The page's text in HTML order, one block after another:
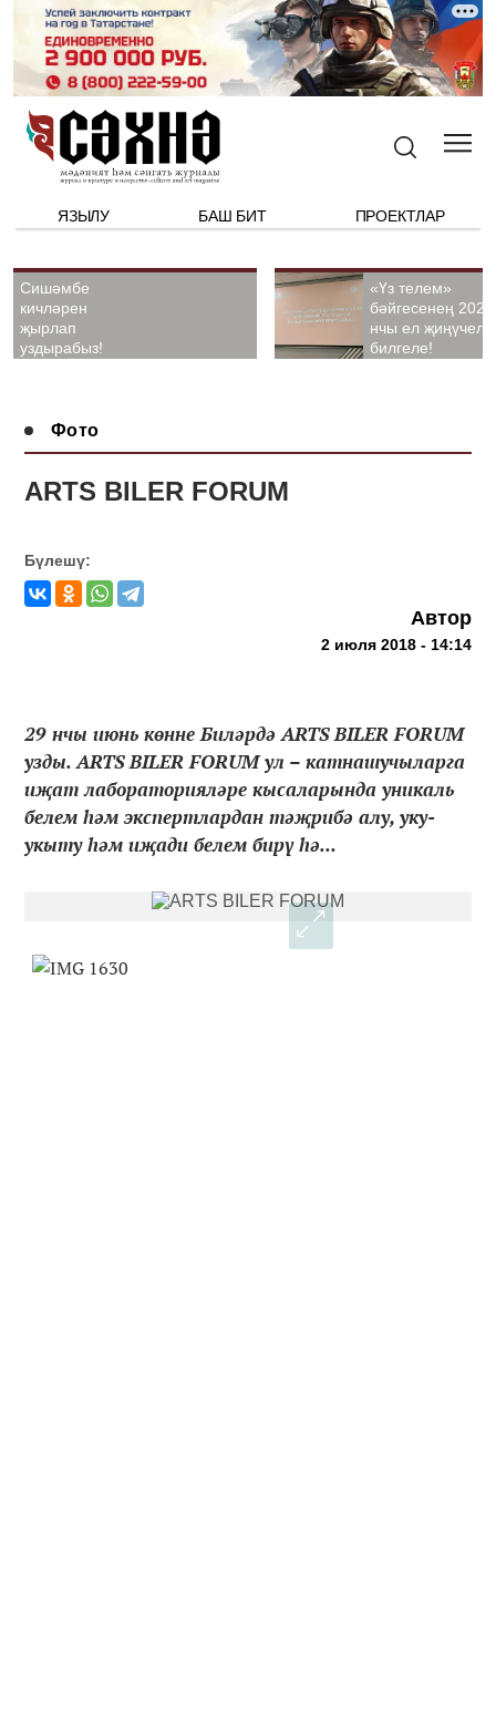
ЯЗЫЛУ БАШ БИТ ПРОЕКТЛАР
Сишәмбе
кичләрен
җырлап
уздырабыз!
«Үз телем»
бәйгесенең 2026
нчы ел
билгеле!
Фото
ARTS BILER FORUM
Бүлешү:
Автор
2 июля 2018 - 14:14
29 нчы июнь көнне Биләрдә ARTS BILER FORUM
узды. ARTS BILER FORUM ул – катнашучыларга
иҗат лабораторияләре кысаларында уникаль
белем һәм экспертлардан тәҗрибә алу, уку-
укыту һәм иҗади белем бирү һә...